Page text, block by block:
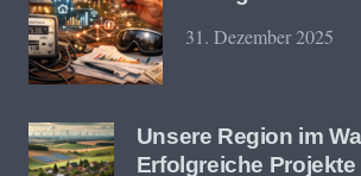
31. Dezember 2025
Unsere Region im
Erfolgreiche Projekte